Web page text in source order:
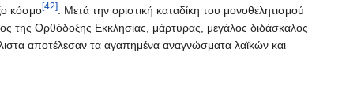
κόσμο[42]
. Μετά την οριστική καταδίκη του μονοθελητισμού
της Ορθόδοξης Εκκλησίας, μάρτυρας, μεγάλος διδάσκαλος
αποτέλεσαν τα αγαπημένα αναγνώσματα λαϊκών και